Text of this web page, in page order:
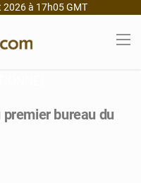
2026 à 17h05 GMT
bureau du